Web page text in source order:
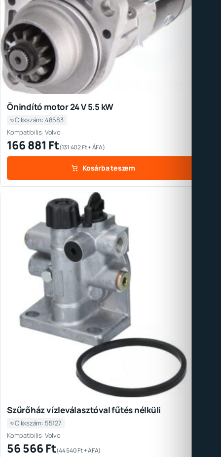
Önindító motor 24 V 5.5 kW
Cikkszám: 48583
Kompatibilis: Volvo
166 881 Ft(131 402Ft+ ÁFA)
Kosárba teszem
Szűrőház vízleválasztóval fűtés nélküli
Cikkszám: 55127
Kompatibilis: Volvo
56 566Ft(44 540Ft+ ÁFA)